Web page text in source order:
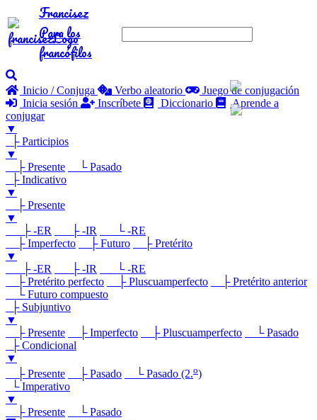
Francisez
Para los
francófilos
Inicio / Conjuga Verbo aleatorio
Juego de conjugación
Inicia sesión
Inscríbete Diccionario
Aprende a
conjugar
▼
├ Participios
▼
├ Presente
└ Pasado
├ Indicativo
▼
├ Presente
▼
├ -ER
├ -IR
└ -RE
├ Imperfecto
├ Futuro
├ Pretérito
▼
├ -ER
├ -IR
└ -RE
├ Pretérito perfecto
├ Pluscuamperfecto
├ Pretérito anterior
└ Futuro compuesto
├ Subjuntivo
▼
├ Presente
├ Imperfecto ├ Pluscuamperfecto
└ Pasado
├ Condicional
▼
├ Presente
├ Pasado └ Pasado (2.o)
└ Imperativo
▼
├ Presente
└ Pasado